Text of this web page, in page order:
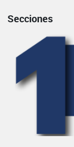
Secciones